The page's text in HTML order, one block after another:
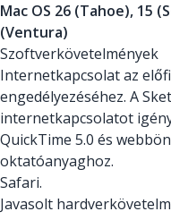
Mac OS 26 (Tahoe), 15
(Ventura)
Szoftverkövetelmények
Internetkapcsolat az
engedélyezéséhez. A
internetkapcsolatot
QuickTime 5.0 és
oktatóanyaghoz.
Safari.
Javasolt